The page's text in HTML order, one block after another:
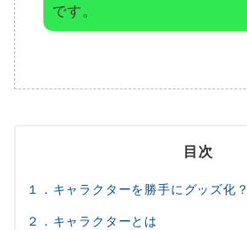
です。
目次
１．キャラクターを勝手にグッズ化？
２．キャラクターとは